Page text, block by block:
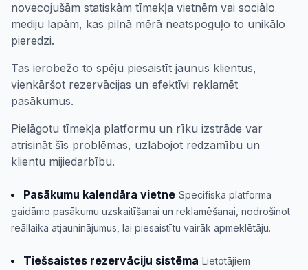
novecojušām statiskām tīmekļa vietnēm vai sociālo
mediju lapām, kas pilnā mērā neatspoguļo to unikālo
pieredzi.
Tas ierobežo to spēju piesaistīt jaunus klientus,
vienkāršot rezervācijas un efektīvi reklamēt
pasākumus.
Pielāgotu tīmekļa platformu un rīku izstrāde var
atrisināt šīs problēmas, uzlabojot redzamību un
klientu mijiedarbību.
Pasākumu kalendāra vietne Specifiska platforma
gaidāmo pasākumu uzskaitīšanai un reklamēšanai, nodrošinot
reāllaika atjauninājumus, lai piesaistītu vairāk apmeklētāju.
Tiešsaistes rezervāciju sistēma Lietotājiem